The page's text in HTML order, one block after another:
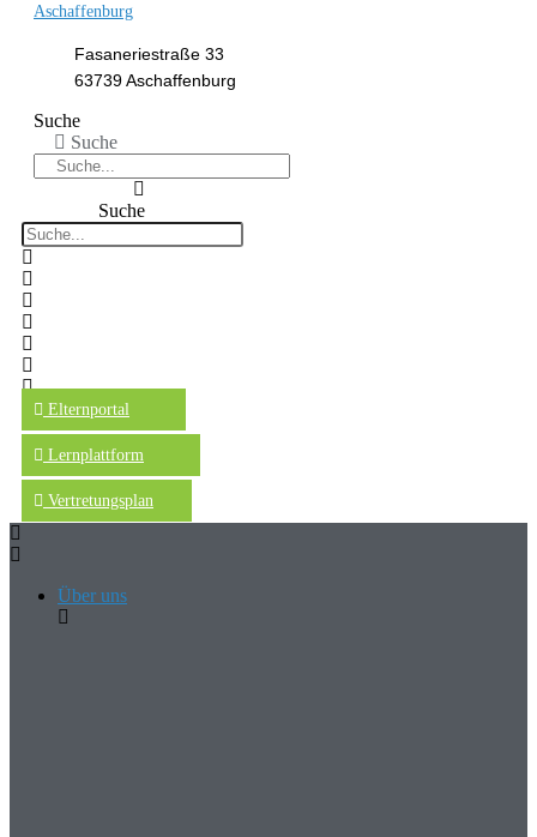
Aschaffenburg
Fasaneriestraße 33
63739 Aschaffenburg
Suche
Suche
Suche
Elternportal
Lernplattform
Vertretungsplan
Über uns